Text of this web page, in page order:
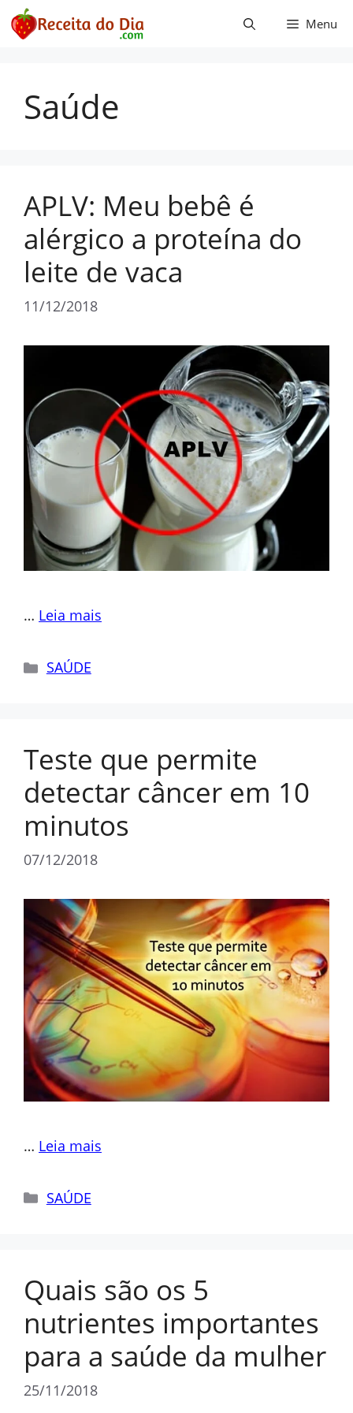
Pular
para
Menu
Saúde
APLV: Meu bebê é
alérgico a proteína do
leite de vaca
11/12/2018
… Leia mais
Categorias
SAÚDE
Teste que permite
detectar câncer em 10
minutos
07/12/2018
… Leia mais
Categorias
SAÚDE
Quais são os 5
nutrientes importantes
para a saúde da mulher
25/11/2018